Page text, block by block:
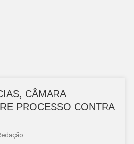
CÂMARA
PROCESSO CONTRA